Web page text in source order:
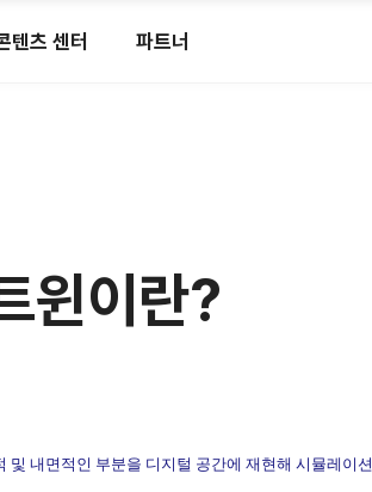
텐츠 센터 파트너
윈이란?
및 내면적인 부분을 디지털 공간에 재현해 시뮬레이션